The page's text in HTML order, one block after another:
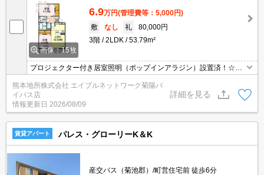
画像：15枚
6.9万円(管理費等：5,000円)
敷
なし 礼
80,000円
3階
2LDK 53.79m²
プロジェクター付き居室照明（ポップインアラジン）設置済！☆バ
イクガレージございます！エアコンは嬉しい2基付き！☆浴室乾燥
機・追い焚き機能付きの1坪風呂！☆毎月賃料・初期費用クレジッ
ト決済可能！☆
熊本地所株式会社 エイブルネットワーク菊陽バ
イパス店
情報更新日 2026/08/09
詳細を見る
賃貸アパート パレス・グローリーK＆K
産交バス（菊池郡）/町営住宅前 徒歩6分